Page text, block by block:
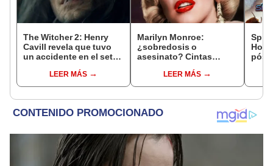
The Witcher 2: Henry
Cavill revela que tuvo
un accidente en el set
carreraLEER MÁS
Marilyn Monroe:
¿sobredosis o
asesinato? Cintas
luego de 60 años
LEER MÁS